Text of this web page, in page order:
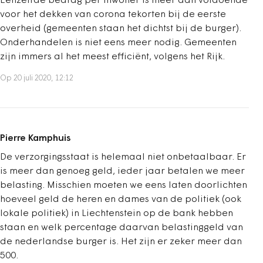
voor het dekken van corona tekorten bij de eerste
overheid (gemeenten staan het dichtst bij de burger).
Onderhandelen is niet eens meer nodig. Gemeenten
zijn immers al het meest efficiënt, volgens het Rijk.
Op 20 juli 2020, 12:12
Pierre Kamphuis
De verzorgingsstaat is helemaal niet onbetaalbaar. Er
is meer dan genoeg geld, ieder jaar betalen we meer
belasting. Misschien moeten we eens laten doorlichten
hoeveel geld de heren en dames van de politiek (ook
lokale politiek) in Liechtenstein op de bank hebben
staan en welk percentage daarvan belastinggeld van
de nederlandse burger is. Het zijn er zeker meer dan
500.